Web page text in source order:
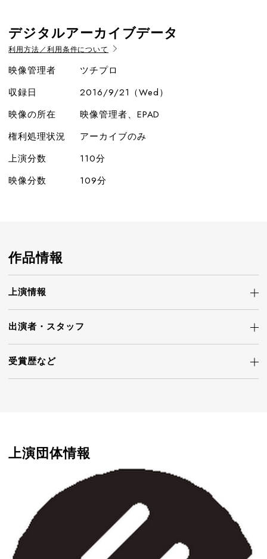
デジタルアーカイブデータ
利用方法／利用条件について
映像管理者
ツチプロ
収録日
2016/9/21（Wed）
映像の所在
映像管理者、EPAD
権利処理状況
アーカイブのみ
上演分数
110分
映像分数
109分
作品情報
上演情報
出演者・ スタッフ
受賞歴など
上演団体情報